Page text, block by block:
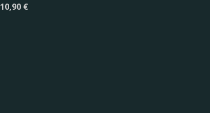
10,90 €